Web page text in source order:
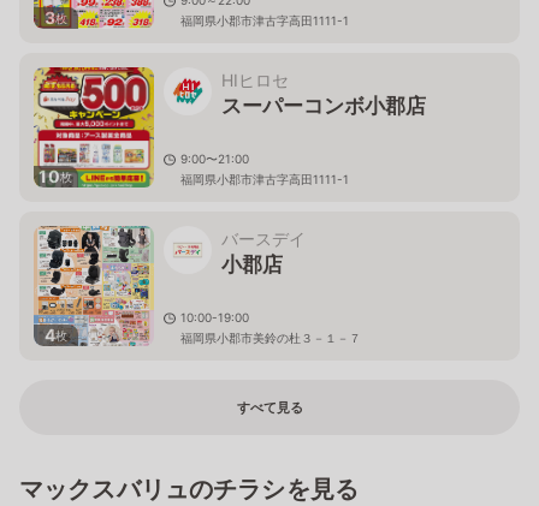
3枚
福岡県小郡市津古字高田1111-1
10枚
HIヒロセ
スーパーコンボ小郡店
9:00〜21:00
福岡県小郡市津古字高田1111-1
4枚
バースデイ
小郡店
10:00-19:00
福岡県小郡市美鈴の杜３－１－７
すべて見る
マックスバリュのチラシを見る